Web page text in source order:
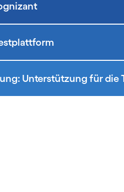
Unterstützung für die